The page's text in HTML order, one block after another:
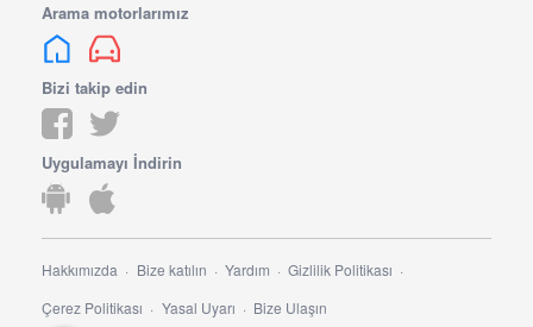
Arama motorlarımız
Bizi takip edin
Uygulamayı İndirin
Hakkımızda Bize katılın Yardım
Gizlilik Politikası
Çerez Politikası
Yasal Uyarı Bize Ulaşın